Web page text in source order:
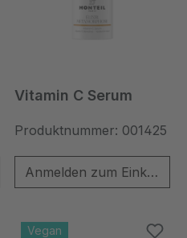
Vitamin C Serum
Produktnummer: 001425
Anmelden zum Einkaufen
Vegan